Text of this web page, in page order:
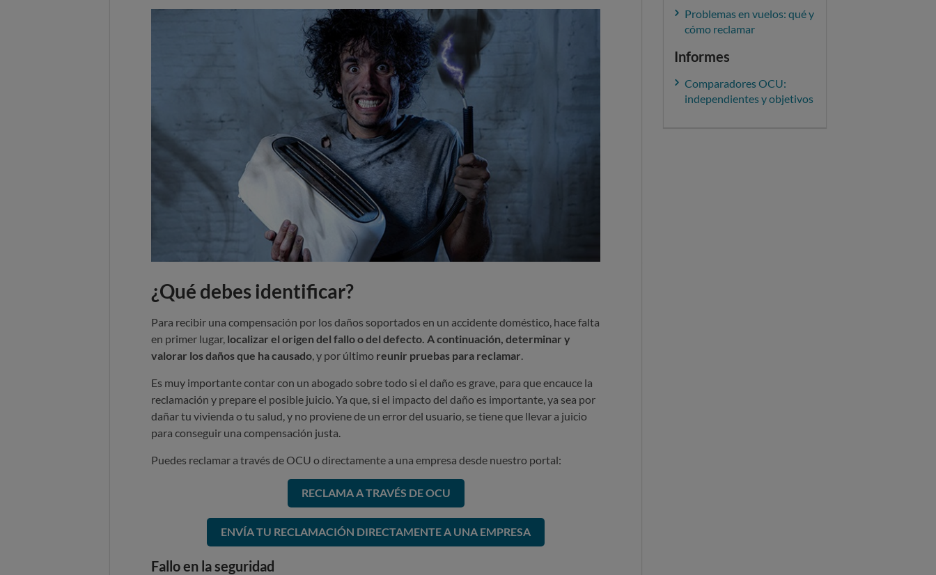
¿Qué debes identificar?
Para recibir una compensación por los daños soportados en un accidente doméstico, hace falta
en primer lugar, localizar el origen del fallo o del defecto. A continuación, determinar y
valorar los daños que ha causado, y por último reunir pruebas para reclamar
Es muy importante contar con un abogado sobre todo si el daño es grave, para que encauce la
reclamación y prepare el posible juicio. Ya que, si el impacto del daño es importante, ya sea por
dañar tu vivienda o tu salud, y no proviene de un error del usuario, se tiene que llevar a juicio
para conseguir una compensación justa.
Puedes reclamar a través de OCU o directamente a una empresa desde nuestro portal:
RECLAMA A TRAVÉS DE OCU
ENVÍA TU RECLAMACIÓN DIRECTAMENTE A UNA EMPRESA
Fallo en la seguridad
Problemas en vuelos: qué y
cómo reclamar
Informes
Comparadores OCU:
independientes y objetivos